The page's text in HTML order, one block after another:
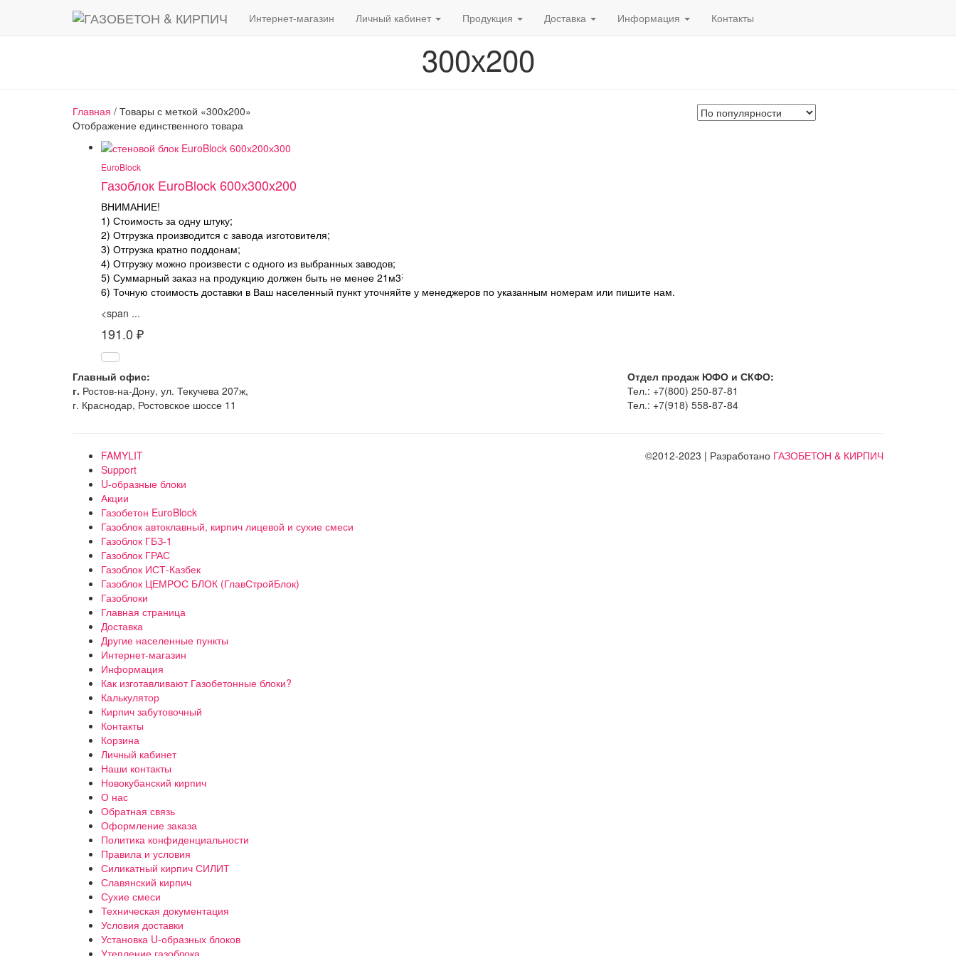
Интернет-магазин Личный кабинет Продукция Доставка Информация Контакты
300х200
Главная / Товары с меткой «300х200»
Отображение единственного товара
EuroBlock
Газоблок EuroBlock 600х300х200
ВНИМАНИЕ!
1) Стоимость за одну штуку;
2) Отгрузка производится с завода изготовителя;
3) Отгрузка кратно поддонам;
4) Отгрузку можно произвести с одного из выбранных заводов;
5) Суммарный заказ на продукцию должен быть не менее 21м3;
6) Точную стоимость доставки в Ваш населенный пункт уточняйте у менеджеров по указанным номерам или пишите нам.
<span ...
191.0 ₽
Главный офис:
г. Ростов-на-Дону, ул. Текучева 207ж,
г. Краснодар, Ростовское шоссе 11
Отдел продаж ЮФО и СКФО:
Тел.: +7(800) 250-87-81
Тел.: +7(918) 558-87-84
FAMYLIT
Support
U-образные блоки
Акции
Газобетон EuroBlock
Газоблок автоклавный, кирпич лицевой и сухие смеси
Газоблок ГБЗ-1
Газоблок ГРАС
Газоблок ИСТ-Казбек
Газоблок ЦЕМРОС БЛОК (ГлавСтройБлок)
Газоблоки
Главная страница
Доставка
Другие населенные пункты
Интернет-магазин
Информация
Как изготавливают Газобетонные блоки?
Калькулятор
Кирпич забутовочный
Контакты
Корзина
Личный кабинет
Наши контакты
Новокубанский кирпич
О нас
Обратная связь
Оформление заказа
Политика конфиденциальности
Правила и условия
Силикатный кирпич СИЛИТ
Славянский кирпич
Сухие смеси
Техническая документация
Условия доставки
Установка U-образных блоков
©2012-2023 | Разработано ГАЗОБЕТОН & КИРПИЧ